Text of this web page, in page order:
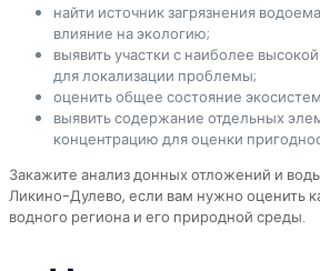
найти источник загрязнения
влияние на экологию;
выявить участки с наиболее
для локализации проблемы;
оценить общее состояние
выявить содержание отдельных
концентрацию для оценки
Закажите анализ донных отложений и
Ликино-Дулево, если вам нужно оценить
водного региона и его природной среды.